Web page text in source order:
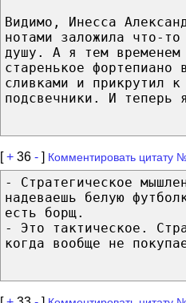
Видимо, Инесса
нотами заложила что-
душу. А я тем временем
старенькое фортепиано
сливками и прикрутил
подсвечники. И теперь
[+ 36 - ] Комментировать цитату
- Стратегическое
надеваешь белую
есть борщ.
- Это тактическое.
когда вообще не